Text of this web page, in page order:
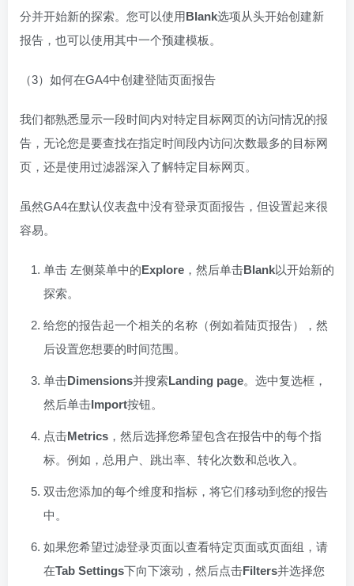
分并开始新的探索。您可以使用Blank选项从头开始创建新
报告，也可以使用其中一个预建模板。
（3）如何在GA4中创建登陆页面报告
我们都熟悉显示一段时间内对特定目标网页的访问情况的报
告，无论您是要查找在指定时间段内访问次数最多的目标网
页，还是使用过滤器深入了解特定目标网页。
虽然GA4在默认仪表盘中没有登录页面报告，但设置起来很
容易。
单击 左侧菜单中的Explore ，然后单击Blank以开始新的
探索。
给您的报告起一个相关的名称（例如着陆页报告），然
后设置您想要的时间范围。
单击Dimensions并搜索Landing page。选中复选框，
然后单击Import按钮。
点击Metrics ，然后选择您希望包含在报告中的每个指
标。例如，总用户、跳出率、转化次数和总收入。
双击您添加的每个维度和指标，将它们移动到您的报告
中。
如果您希望过滤登录页面以查看特定页面或页面组，请
在Tab Settings下向下滚动，然后点击Filters并选择您